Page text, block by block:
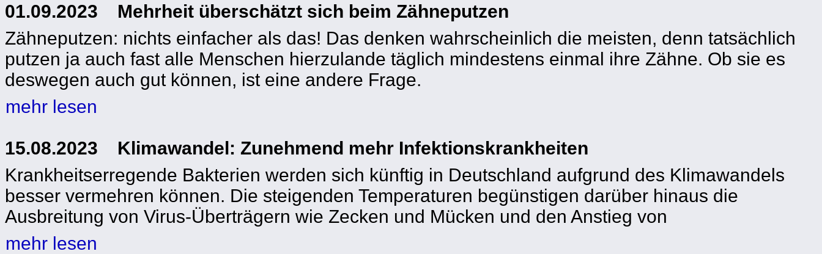
01.09.2023 Mehrheit überschätzt sich beim Zähneputzen
Zähneputzen: nichts einfacher als das! Das denken wahrscheinlich die meisten, denn tatsächlich
putzen ja auch fast alle Menschen hierzulande täglich mindestens einmal ihre Zähne. Ob sie es
deswegen auch gut können, ist eine andere Frage.
mehr lesen
15.08.2023 Klimawandel: Zunehmend mehr Infektionskrankheiten
Krankheitserregende Bakterien werden sich künftig in Deutschland aufgrund des Klimawandels
besser vermehren können. Die steigenden Temperaturen begünstigen darüber hinaus die
Ausbreitung von Virus-Überträgern wie Zecken und Mücken und den Anstieg von
mehr lesen